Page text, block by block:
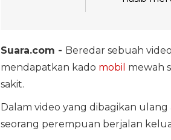
Suara.com - Beredar sebuah
mendapatkan kado mobil mewah
sakit.
Dalam video yang dibagikan ulang
seorang perempuan berjalan